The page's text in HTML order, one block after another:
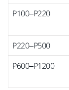
P100–P220
P220–P500
P600–P1200